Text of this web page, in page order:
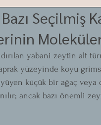
Seçilmiş
Moleküler
yabani zeytin alt
yüzeyinde koyu
küçük bir ağaç veya
ancak bazı önemli